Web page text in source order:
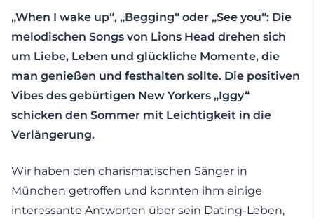
„When I wake up“, „Begging“ oder „See you“: Die
melodischen Songs von Lions Head drehen sich
um Liebe, Leben und glückliche Momente, die
man genießen und festhalten sollte. Die positiven
Vibes des gebürtigen New Yorkers „Iggy“
schicken den Sommer mit Leichtigkeit in die
Verlängerung.
Wir haben den charismatischen Sänger in
München getroffen und konnten ihm einige
interessante Antworten über sein Dating-Leben,